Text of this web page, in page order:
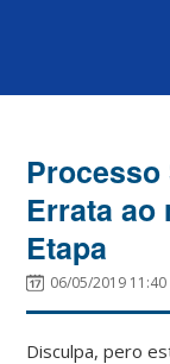
Processo
Errata ao
Etapa
06/05/2019 11:40
Disculpa, pero